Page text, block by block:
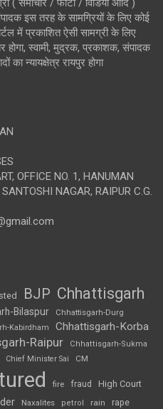
( समाचार / फोटो / विडियो आदि )
इस तरह के सामग्रियों के लिए कोई
में प्रकाशित ऐसी सामग्री के लिए
होगा, स्वामी, मुद्रक, प्रकाशक, संपादक
का न्यायक्षेत्र रायपुर होगा
OFFICE NO. 1, HANUMAN
NAGAR, RAIPUR C.G.
BJP Chhattisgarh
Bilaspur Chhattisgarh-Durg
Kabirdham Chhattisgarh-Korba
Raipur
Chhattisgarh-Sukma
Chief Minister Sai CM
fire fraud High Court
Naxalites petrol rain rape